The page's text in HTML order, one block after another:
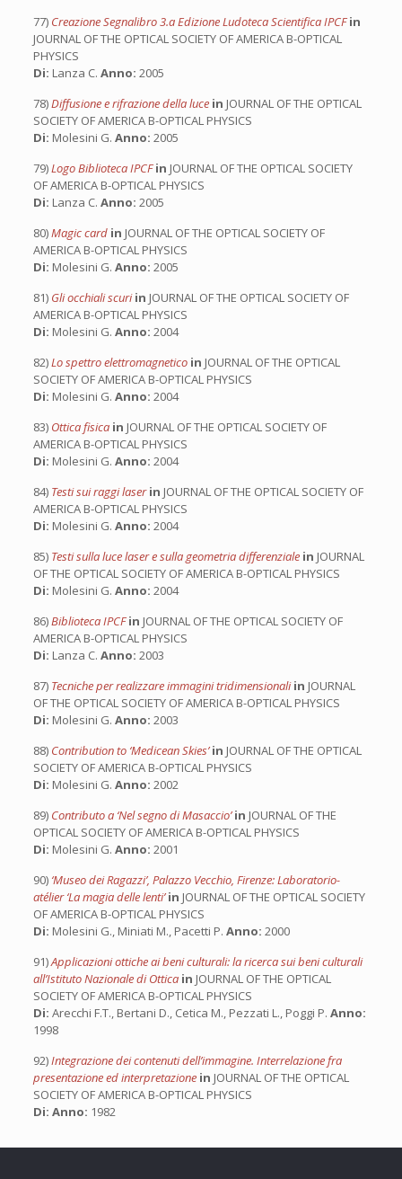
77) Creazione Segnalibro 3.a Edizione Ludoteca Scientifica IPCFin
JOURNAL OF THE OPTICAL SOCIETY OF AMERICA B-OPTICAL
PHYSICS
Di: Lanza C. Anno: 2005
78)Diffusione e rifrazione della luce in JOURNAL OF THE OPTICAL
SOCIETY OF AMERICA B-OPTICAL PHYSICS
Di: Molesini G. Anno: 2005
79)Logo Biblioteca IPCFin JOURNAL OF THE OPTICAL SOCIETY
OF AMERICA B-OPTICAL PHYSICS
Di: Lanza C. Anno: 2005
80)Magic card in JOURNAL OF THE OPTICAL SOCIETY OF
AMERICA B-OPTICAL PHYSICS
Di: Molesini G. Anno: 2005
81) Gli occhiali scuriin JOURNAL OF THE OPTICAL SOCIETY OF
AMERICA B-OPTICAL PHYSICS
Di: Molesini G. Anno: 2004
82)Lo spettro elettromagnetico in JOURNAL OF THE OPTICAL
SOCIETY OF AMERICA B-OPTICAL PHYSICS
Di: Molesini G. Anno: 2004
83) Ottica fisica in JOURNAL OF THE OPTICAL SOCIETY OF
AMERICA B-OPTICAL PHYSICS
Di: Molesini G. Anno: 2004
84) Testi sui raggi laserin JOURNAL OF THE OPTICAL SOCIETY OF
AMERICA B-OPTICAL PHYSICS
Di: Molesini G. Anno: 2004
85) Testi sulla luce laser e sulla geometria differenziale in JOURNAL
OF THE OPTICAL SOCIETY OF AMERICA B-OPTICAL PHYSICS
Di: Molesini G. Anno: 2004
86)Biblioteca IPCFin JOURNAL OF THE OPTICAL SOCIETY OF
AMERICA B-OPTICAL PHYSICS
Di: Lanza C. Anno: 2003
87) Tecniche per realizzare immagini tridimensionaliin JOURNAL
OF THE OPTICAL SOCIETY OF AMERICA B-OPTICAL PHYSICS
Di: Molesini G. Anno: 2003
88) Contribution to ‘Medicean Skies’in JOURNAL OF THE OPTICAL
SOCIETY OF AMERICA B-OPTICAL PHYSICS
Di: Molesini G. Anno: 2002
89) Contributo a ‘Nel segno di Masaccio’in JOURNAL OF THE
OPTICAL SOCIETY OF AMERICA B-OPTICAL PHYSICS
Di: Molesini G. Anno: 2001
90) ‘Museo dei Ragazzi’, Palazzo Vecchio, Firenze: Laboratorio-
atélier ‘La magia delle lenti’in JOURNAL OF THE OPTICAL SOCIETY
OF AMERICA B-OPTICAL PHYSICS
Di: Molesini G., Miniati M., Pacetti P. Anno: 2000
91)Applicazioni ottiche ai beni culturali: la ricerca sui beni culturali
all’Istituto Nazionale di Ottica in JOURNAL OF THE OPTICAL
SOCIETY OF AMERICA B-OPTICAL PHYSICS
Di: Arecchi F.T., Bertani D., Cetica M., Pezzati L., Poggi P. Anno:
1998
92)Integrazione dei contenuti dell’immagine. Interrelazione fra
presentazione ed interpretazione in JOURNAL OF THE OPTICAL
SOCIETY OF AMERICA B-OPTICAL PHYSICS
Di: Anno: 1982